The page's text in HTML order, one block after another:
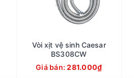
Vòi xịt vệ sinh Caesar
BS308CW
Giá bán:281.000₫